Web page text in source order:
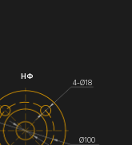
НФ
4-Ø18
Ø100